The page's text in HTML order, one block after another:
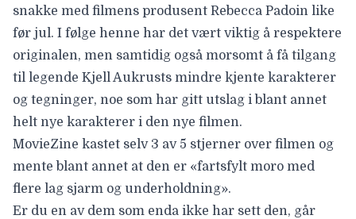
snakke med filmens produsent Rebecca Padoin like
før jul. I følge henne har det vært viktig å respektere
originalen, men samtidig også morsomt å få tilgang
til legende Kjell Aukrusts mindre kjente karakterer
og tegninger, noe som har gitt utslag i blant annet
helt nye karakterer i den nye filmen.
MovieZine kastet selv 3 av 5 stjerner over filmen og
mente blant annet at den er «fartsfylt moro med
flere lag sjarm og underholdning».
Er du en av dem som enda ikke har sett den, går